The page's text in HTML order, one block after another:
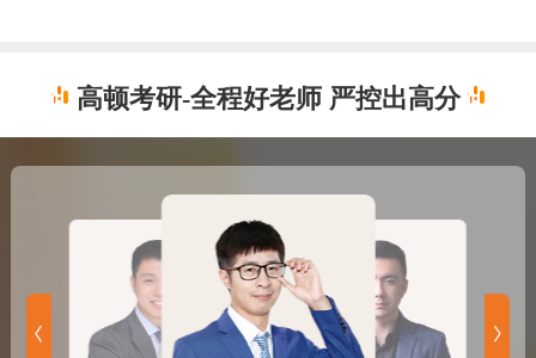
高顿考研-全程好老师 严控出高分